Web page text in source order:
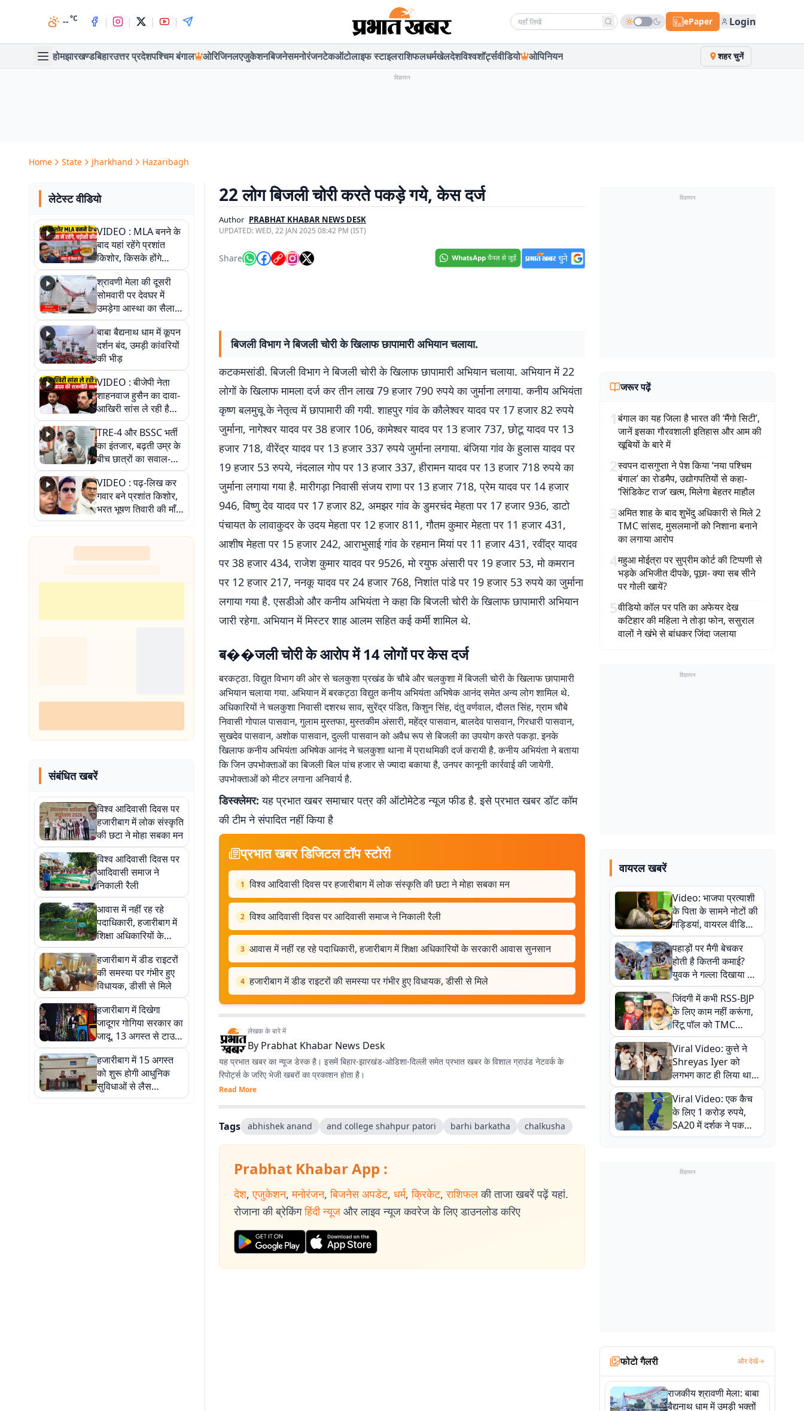
--°C | | | | Search news ePaper Login
होमझारखण्डबिहारउत्तर प्रदेशपश्चिम बंगाल ओरिजिनलएजुकेशनबिजनेसमनोरंजनटेकऑटोलाइफ स्टाइलराशिफलधर्मखेलदेशविश्वशॉर्ट्सवीडियो ओपिनियन शहर चुनें
विज्ञापन
Home State Jharkhand Hazaribagh
लेटेस्ट वीडियो
VIDEO : MLA बनने के
बाद यहां रहेंगे प्रशांत
किशोर, किसके होंगे
पड़ोसी? वीडियो में देखिए
कैसा है पीके का नया
ठिकाना
श्रावणी मेला की दूसरी
सोमवारी पर देवघर में
उमड़ेगा आस्था का सैलाब,
तीन लाख से अधिक
श्रद्धालुओं के पहुंचने का
अनुमान
बाबा बैद्यनाथ धाम में कूपन
दर्शन बंद, उमड़ी कांवरियों
की भीड़
VIDEO : बीजेपी नेता
शाहनवाज हुसैन का दावा-
आखिरी सांस ले रही है
RJD, तेजस्वी को लेकर
क्या कहा, सुनिए
TRE-4 और BSSC भर्ती
का इंतजार, बढ़ती उम्र के
बीच छात्रों का सवाल-
आखिर कब आएगी बहाली?
देखें वीडियो
VIDEO : पढ़-लिख कर
गवार बने प्रशांत किशोर,
भरत भूषण तिवारी की माँ ने
कहा नहीं थी उम्मीद, बेटा
था तो किसी को बोलने की
नहीं थी हिम्मत
संबंधित खबरें
विश्व आदिवासी दिवस पर
हजारीबाग में लोक संस्कृति
की छटा ने मोहा सबका मन
विश्व आदिवासी दिवस पर
आदिवासी समाज ने
निकाली रैली
आवास में नहीं रह रहे
पदाधिकारी, हजारीबाग में
शिक्षा अधिकारियों के
सरकारी आवास सुनसान
हजारीबाग में डीड राइटरों
की समस्या पर गंभीर हुए
विधायक, डीसी से मिले
हजारीबाग में दिखेगा
जादूगर गोगिया सरकार का
जादू, 13 अगस्त से टाउन
हॉल में होगा शो
हजारीबाग में 15 अगस्त
को शुरू होगी आधुनिक
सुविधाओं से लैस
लाइब्रेरी, डीसी हेमंत सती
22 लोग बिजली चोरी करते पकड़े गये, केस दर्ज
Author PRABHAT KHABAR NEWS DESK
UPDATED:WED, 22 JAN 2025 08:42 PM (IST)
Share
बिजली विभाग ने बिजली चोरी के खिलाफ छापामारी अभियान चलाया.
कटकमसांडी. बिजली विभाग ने बिजली चोरी के खिलाफ छापामारी अभियान चलाया. अभियान में 22
लोगों के खिलाफ मामला दर्ज कर तीन लाख 79 हजार 790 रुपये का जुर्माना लगाया. कनीय अभियंता
कृष्ण बलमुचू के नेतृत्व में छापामारी की गयी. शाहपुर गांव के कौलेश्वर यादव पर 17 हजार 82 रुपये
जुर्माना, नागेश्वर यादव पर 38 हजार 106, कामेश्वर यादव पर 13 हजार 737, छोटू यादव पर 13
हजार 718, वीरेंद्र यादव पर 13 हजार 337 रुपये जुर्माना लगाया. बंजिया गांव के हुलास यादव पर
19 हजार 53 रुपये, नंदलाल गोप पर 13 हजार 337, हीरामन यादव पर 13 हजार 718 रुपये का
जुर्माना लगाया गया है. मारीगड़ा निवासी संजय राणा पर 13 हजार 718, प्रेम यादव पर 14 हजार
946, विष्णु देव यादव पर 17 हजार 82, अमझर गांव के डुमरचंद मेहता पर 17 हजार 936, डाटो
पंचायत के लावाकुदर के उदय मेहता पर 12 हजार 811, गौतम कुमार मेहता पर 11 हजार 431,
आशीष मेहता पर 15 हजार 242, आराभुसाई गांव के रहमान मियां पर 11 हजार 431, रवींद्र यादव
पर 38 हजार 434, राजेश कुमार यादव पर 9526, मो रयुफ अंसारी पर 19 हजार 53, मो कमरान
पर 12 हजार 217, ननकू यादव पर 24 हजार 768, निशांत पांडे पर 19 हजार 53 रुपये का जुर्माना
लगाया गया है. एसडीओ और कनीय अभियंता ने कहा कि बिजली चोरी के खिलाफ छापामारी अभियान
जारी रहेगा. अभियान में मिस्टर शाह आलम सहित कई कर्मी शामिल थे.
ब��जली चोरी के आरोप में 14 लोगों पर केस दर्ज
बरकट्ठा. विद्युत विभाग की ओर से चलकुशा प्रखंड के चौबे और चलकुशा में बिजली चोरी के खिलाफ छापामारी
अभियान चलाया गया. अभियान में बरकट्ठा विद्युत कनीय अभियंता अभिषेक आनंद समेत अन्य लोग शामिल थे.
अधिकारियों ने चलकुशा निवासी दशरथ साव, सुरेंद्र पंडित, किशुन सिंह, दंतु वर्णवाल, दौलत सिंह, ग्राम चौबे
निवासी गोपाल पासवान, गुलाम मुस्तफा, मुस्तकीम अंसारी, महेंद्र पासवान, बालदेव पासवान, गिरधारी पासवान,
सुखदेव पासवान, अशोक पासवान, दुल्ली पासवान को अवैध रूप से बिजली का उपयोग करते पकड़ा. इनके
खिलाफ कनीय अभियंता अभिषेक आनंद ने चलकुशा थाना में प्राथमिकी दर्ज करायी है. कनीय अभियंता ने बताया
कि जिन उपभोक्ताओं का बिजली बिल पांच हजार से ज्यादा बकाया है, उनपर कानूनी कार्रवाई की जायेगी.
उपभोक्ताओं को मीटर लगाना अनिवार्य है.
डिस्क्लेमर: यह प्रभात खबर समाचार पत्र की ऑटोमेटेड न्यूज फीड है. इसे प्रभात खबर डॉट कॉम
की टीम ने संपादित नहीं किया है
प्रभात खबर डिजिटल टॉप स्टोरी
1 विश्व आदिवासी दिवस पर हजारीबाग में लोक संस्कृति की छटा ने मोहा सबका मन
2 विश्व आदिवासी दिवस पर आदिवासी समाज ने निकाली रैली
3 आवास में नहीं रह रहे पदाधिकारी, हजारीबाग में शिक्षा अधिकारियों के सरकारी आवास सुनसान
4 हजारीबाग में डीड राइटरों की समस्या पर गंभीर हुए विधायक, डीसी से मिले
लेखक के बारे में
By Prabhat Khabar News Desk
यह प्रभात खबर का न्यूज डेस्क है। इसमें बिहार-झारखंड-ओडिशा-दिल्‍ली समेत प्रभात खबर के विशाल ग्राउंड नेटवर्क के
रिपोर्ट्स के जरिए भेजी खबरों का प्रकाशन होता है।
Read More
Tags abhishek anand and college shahpur patori barhi barkatha chalkusha
Prabhat Khabar App :
देश, एजुकेशन, मनोरंजन, बिजनेस अपडेट, धर्म, क्रिकेट, राशिफल की ताजा खबरें पढ़ें यहां.
रोजाना की ब्रेकिंग हिंदी न्यूज और लाइव न्यूज कवरेज के लिए डाउनलोड करिए
विज्ञापन
जरूर पढ़ें
1बंगाल का यह जिला है भारत की ‘मैंगो सिटी’,
जानें इसका गौरवशाली इतिहास और आम की
खूबियों के बारे में
2स्वपन दासगुप्ता ने पेश किया ‘नया पश्चिम
बंगाल’ का रोडमैप, उद्योगपतियों से कहा-
‘सिंडिकेट राज’ खत्म, मिलेगा बेहतर माहौल
3अमित शाह के बाद शुभेंदु अधिकारी से मिले 2
TMC सांसद, मुसलमानों को निशाना बनाने
का लगाया आरोप
4महुआ मोईत्रा पर सुप्रीम कोर्ट की टिप्पणी से
भड़के अभिजीत दीपके, पूछा- क्या सब सीने
पर गोली खायें?
5वीडियो कॉल पर पति का अफेयर देख
कटिहार की महिला ने तोड़ा फोन, ससुराल
वालों ने खंभे से बांधकर जिंदा जलाया
विज्ञापन
वायरल खबरें
Video: भाजपा प्रत्याशी
के पिता के सामने नोटों की
गड्डियां, वायरल वीडियो
से राजनीति में उबाल,
अजित महतो बोले- TMC
की गंदी चाल
पहाड़ों पर मैगी बेचकर
होती है कितनी कमाई?
युवक ने गल्ला दिखाया तो
नौकरी वालों के खड़े हो गए
कान
जिंदगी में कभी RSS-BJP
के लिए काम नहीं करूंगा,
रिंटू पॉल को TMC
ऑफिस में ले जाकर पीटा,
Video वायरल
Viral Video: कुत्ते ने
Shreyas Iyer को
लगभग काट ही लिया था,
न्यूजीलैंड सीरीज से पहले
बाल-बाल बचे
Viral Video: एक कैच
के लिए 1 करोड़ रुपये,
SA20 में दर्शक ने पकड़ा
एक हाथ से गजब का कैच
विज्ञापन
फोटो गैलरी और देखें
राजकीय श्रावणी मेला: बाबा
बैद्यनाथ धाम में उमड़ी भक्तों